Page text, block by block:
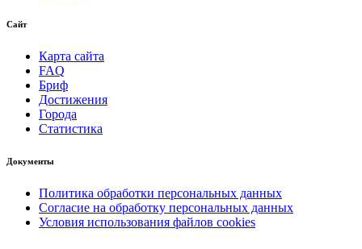
Сайт
Карта сайта
FAQ
Бриф
Достижения
Города
Статистика
Документы
Политика обработки персональных данных
Согласие на обработку персональных данных
Условия использования файлов cookies